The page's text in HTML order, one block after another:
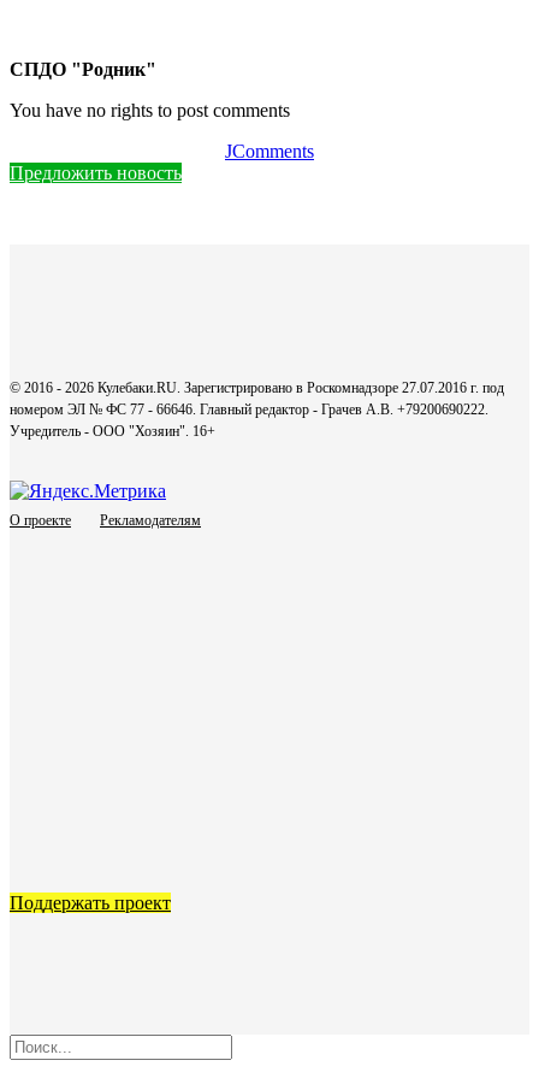
СПДО "Родник"
You have no rights to post comments
JComments
Предложить новость
© 2016 - 2026 Кулебаки.RU. Зарегистрировано в Роскомнадзоре 27.07.2016 г. под
номером ЭЛ № ФС 77 - 66646. Главный редактор - Грачев А.В. +79200690222.
Учредитель - ООО "Хозяин". 16+
О проекте Рекламодателям
Поддержать проект